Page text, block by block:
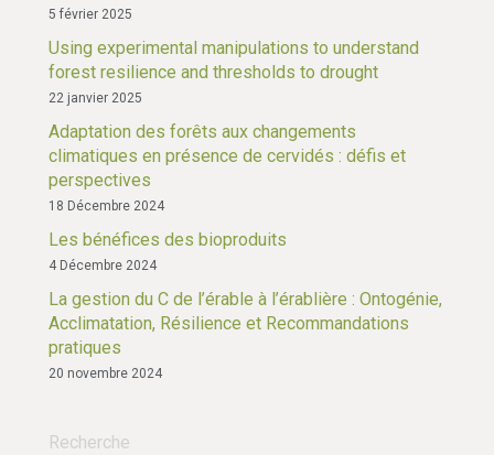
5 février 2025
Using experimental manipulations to understand
forest resilience and thresholds to drought
22 janvier 2025
Adaptation des forêts aux changements
climatiques en présence de cervidés : défis et
perspectives
18 Décembre 2024
Les bénéfices des bioproduits
4 Décembre 2024
La gestion du C de l’érable à l’érablière : Ontogénie,
Acclimatation, Résilience et Recommandations
pratiques
20 novembre 2024